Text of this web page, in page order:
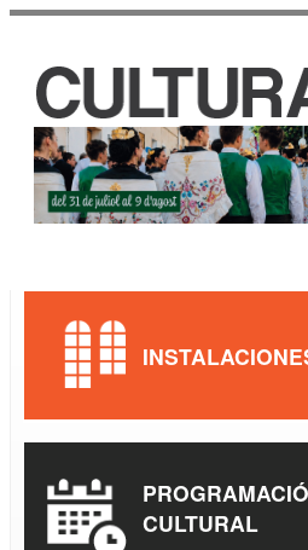
principal
CASA DE
JAUME
CULTURAL